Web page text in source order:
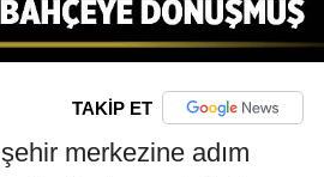
TAKİP ET
şehir merkezine adım